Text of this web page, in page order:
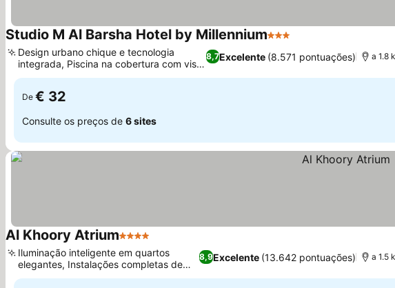
Studio M Al Barsha Hotel by Millennium3 Estrelas
8,7Excelente (8.571 pontuações)
Design urbano chique e tecnologia
integrada, Piscina na cobertura com vista
para a cidade
a 1.8
De € 32
Consulte os preços de 6 sites
Al Khoory Atrium4 Estrelas
8,9Excelente (13.642 pontuações)
Iluminação inteligente em quartos
elegantes, Instalações completas de
bem-estar e spa
a 1.5